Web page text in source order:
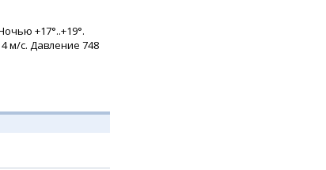
+17°..+19°.
м/с. Давление 748